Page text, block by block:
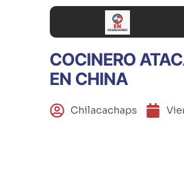
COCINERO
EN CHINA
Chilacachaps